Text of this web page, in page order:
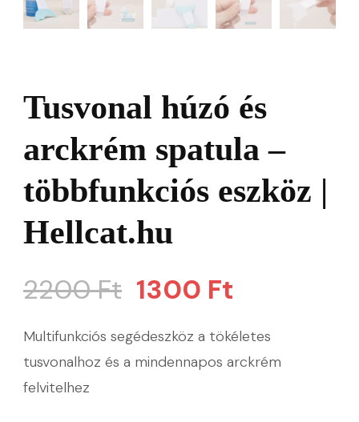
Tusvonal húzó és
arckrém spatula –
többfunkciós eszköz |
Hellcat.hu
2200Ft Original
price
was:
1300 Ft
is:
Multifunkciós segédeszköz a tökéletes
tusvonalhoz és a mindennapos arckrém
felvitelhez